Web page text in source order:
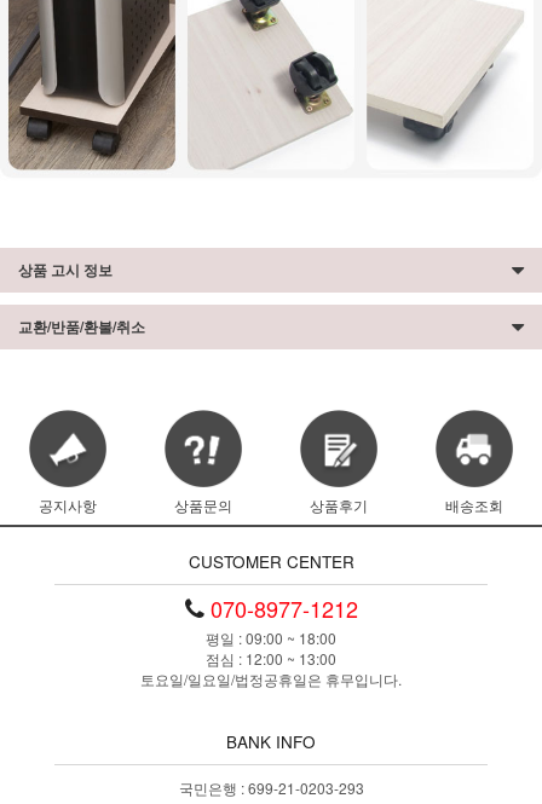
상품 고시 정보
교환/반품/환불/취소
공지사항 상품문의 상품후기 배송조회
CUSTOMER CENTER
070-8977-1212
평일 : 09:00 ~ 18:00
점심 : 12:00 ~ 13:00
토요일/일요일/법정공휴일은 휴무입니다.
BANK INFO
국민은행 : 699-21-0203-293